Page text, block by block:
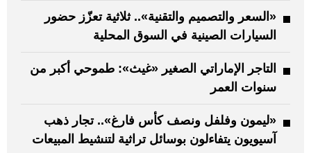
«السعر والتصميم والتقنية».. ثلاثية تعزّز حضور
السيارات الصينية في السوق المحلية
التاجر الإماراتي الصغير «غيث»: طموحي أكبر من
سنوات العمر
«ليمون وفلفل ونصف كأس فارغ».. تجار ذهب
آسيويون يتفاءلون بوسائل تراثية لتنشيط المبيعات